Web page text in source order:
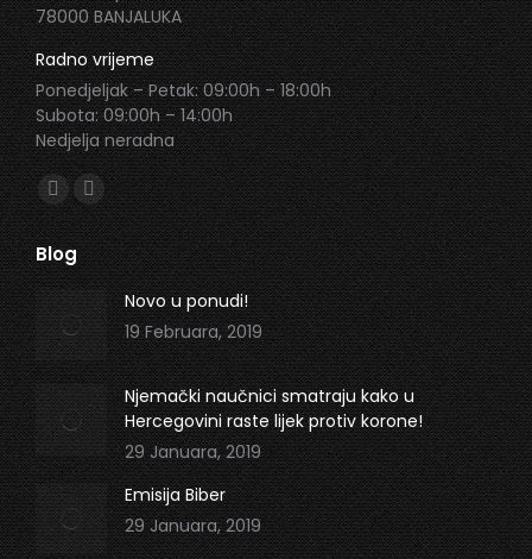
78000 BANJALUKA
Radno vrijeme
Ponedjeljak – Petak: 09:00h – 18:00h
Subota: 09:00h – 14:00h
Nedjelja neradna
Find us on:
Facebook
page
opens
in
new
window
Instagram
page
opens
in
new
window
Blog
Novo u ponudi!
19 Februara, 2019
Njemački naučnici smatraju kako u
Hercegovini raste lijek protiv korone!
29 Januara, 2019
Emisija Biber
29 Januara, 2019